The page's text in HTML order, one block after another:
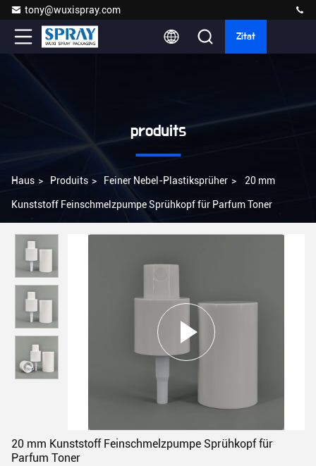
tony@wuxispray.com
Zitat
produits
Haus > Produits > Feiner Nebel-Plastiksprüher > 20 mm
Kunststoff Feinschmelzpumpe Sprühkopf für Parfum Toner
20 mm Kunststoff Feinschmelzpumpe Sprühkopf für
Parfum Toner